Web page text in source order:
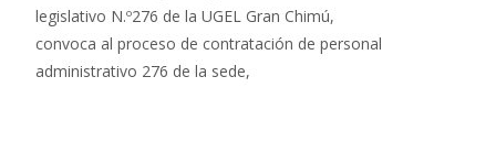
legislativo N.º276 de la UGEL Gran Chimú,
convoca al proceso de contratación de personal
administrativo 276 de la sede,